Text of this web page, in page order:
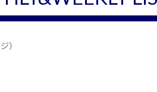
）